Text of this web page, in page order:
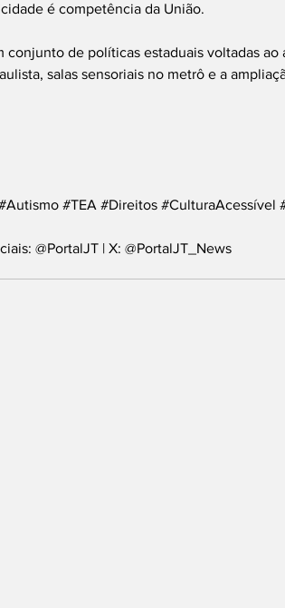
é competência da União.
conjunto de políticas estaduais voltadas ao
salas sensoriais no metrô e a
#TEA #Direitos #CulturaAcessível
@PortalJT | X: @PortalJT_News